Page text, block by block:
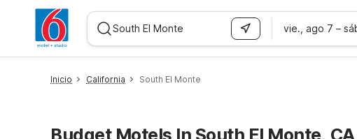
vie., ago 7 –
Inicio California South El Monte
Budget Motels In South El Monte, CA